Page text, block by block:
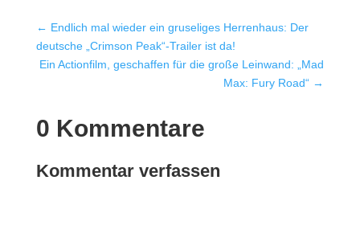
← Endlich mal wieder ein gruseliges Herrenhaus: Der
deutsche „Crimson Peak“-Trailer ist da!
Ein Actionfilm, geschaffen für die große Leinwand: „Mad
Max: Fury Road“ →
0 Kommentare
Kommentar verfassen